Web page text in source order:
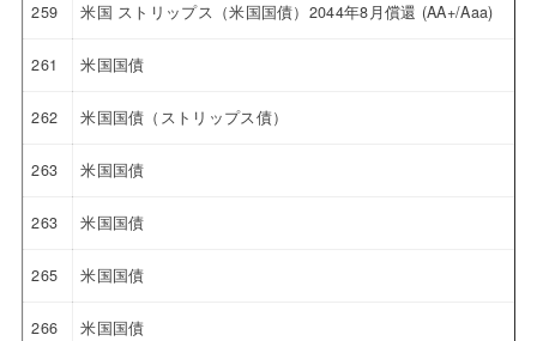
259 米国 ストリップス（米国国債）2044年8月償還 (AA+/Aaa)
261 米国国債
262 米国国債（ストリップス債）
263 米国国債
263 米国国債
265 米国国債
266 米国国債